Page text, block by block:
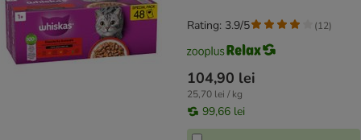
104,90 lei
25,70 lei / kg
99,66 lei
Rating: 3.9/5 (12)